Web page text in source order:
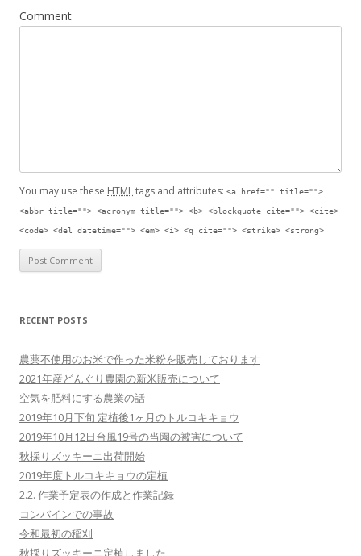
Comment
You may use these HTMLtags and attributes: <a href="" title="">
<abbr title=""> <acronym title=""> <b> <blockquote cite=""> <cite>
<code> <del datetime=""> <em> <i> <q cite=""> <strike> <strong>
RECENT POSTS
農薬不使用のお米で作った米粉を販売しております
2021年産どんぐり農園の新米販売について
空気を肥料にする農業の話
2019年10月下旬 定植後1ヶ月のトルコキキョウ
2019年10月12日台風19号の当園の被害について
秋採りズッキーニ出荷開始
2019年度トルコキキョウの定植
2.2. 作業予定表の作成と作業記録
コンバインでの事故
令和最初の稲刈
秋採りズッキーニ定植しました